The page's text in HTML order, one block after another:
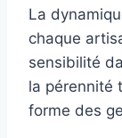
La
chaque
sensibilité
la pérennité
forme des